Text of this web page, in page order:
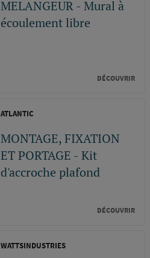
MELANGEUR - Mural à
écoulement libre
DÉCOUVRIR
ATLANTIC
MONTAGE, FIXATION
ET PORTAGE - Kit
d'accroche plafond
DÉCOUVRIR
WATTSINDUSTRIES